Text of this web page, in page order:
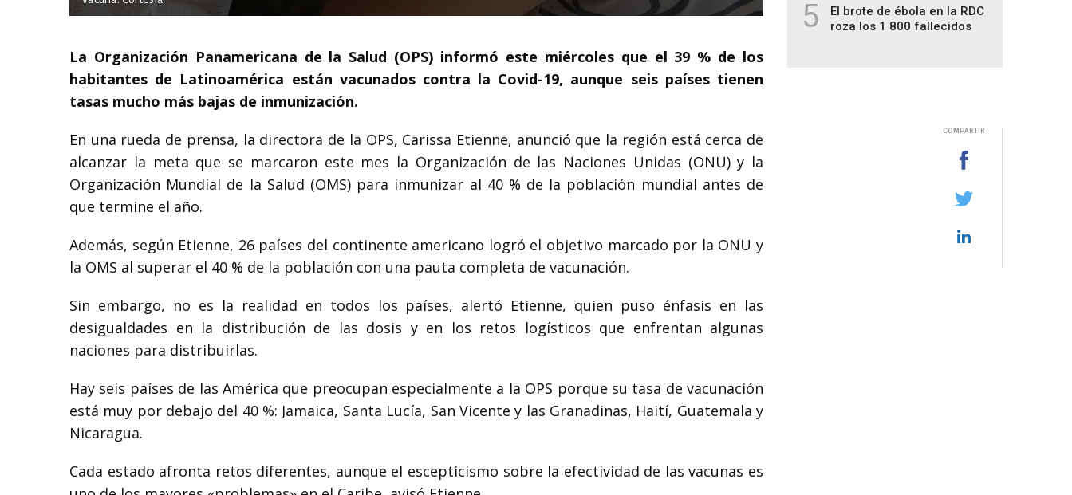
La Organización Panamericana de la Salud (OPS) informó este miércoles que el 39 % de los
habitantes de Latinoamérica están vacunados contra la Covid-19, aunque seis países tienen
tasas mucho más bajas de inmunización.
En una rueda de prensa, la directora de la OPS, Carissa Etienne, anunció que la región está cerca de
alcanzar la meta que se marcaron este mes la Organización de las Naciones Unidas (ONU) y la
Organización Mundial de la Salud (OMS) para inmunizar al 40 % de la población mundial antes de
que termine el año.
Además, según Etienne, 26 países del continente americano logró el objetivo marcado por la ONU y
la OMS al superar el 40 % de la población con una pauta completa de vacunación.
Sin embargo, no es la realidad en todos los países, alertó Etienne, quien puso énfasis en las
desigualdades en la distribución de las dosis y en los retos logísticos que enfrentan algunas
naciones para distribuirlas.
Hay seis países de las América que preocupan especialmente a la OPS porque su tasa de vacunación
está muy por debajo del 40 %: Jamaica, Santa Lucía, San Vicente y las Granadinas, Haití, Guatemala y
Nicaragua.
Cada estado afronta retos diferentes, aunque el escepticismo sobre la efectividad de las vacunas es
5
El brote de ébola en la RDC
roza los 1 800 fallecidos
COMPARTIR